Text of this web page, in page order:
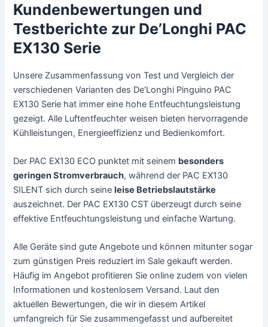
Kundenbewertungen und
Testberichte zur De’Longhi PAC
EX130 Serie
Unsere Zusammenfassung von Test und Vergleich der
verschiedenen Varianten des De’Longhi Pinguino PAC
EX130 Serie hat immer eine hohe Entfeuchtungsleistung
gezeigt. Alle Luftentfeuchter weisen bieten hervorragende
Kühlleistungen, Energieeffizienz und Bedienkomfort.
Der PAC EX130 ECO punktet mit seinem besonders
geringen Stromverbrauch, während der PAC EX130
SILENT sich durch seineleise Betriebslautstärke
auszeichnet. Der PAC EX130 CST überzeugt durch seine
effektive Entfeuchtungsleistung und einfache Wartung.
Alle Geräte sind gute Angebote und können mitunter sogar
zum günstigen Preis reduziert im Sale gekauft werden.
Häufig im Angebot profitieren Sie online zudem von vielen
Informationen und kostenlosem Versand. Laut den
aktuellen Bewertungen, die wir in diesem Artikel
umfangreich für Sie zusammengefasst und aufbereitet